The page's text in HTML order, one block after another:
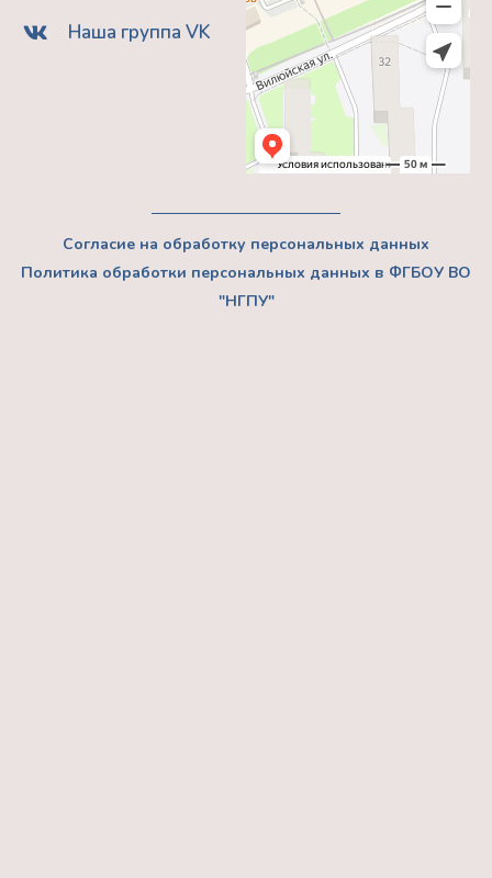
Наша группа VK
Согласие на обработку персональных данных
Политика обработки персональных данных в ФГБОУ ВО
"НГПУ"